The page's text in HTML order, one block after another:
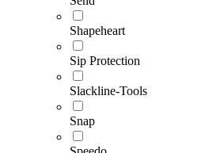
Shapeheart
Sip Protection
Slackline-Tools
Snap